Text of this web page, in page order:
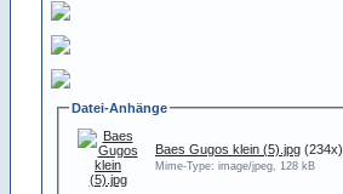
Datei-Anhänge
Baes Gugos klein (5).jpg (234x)
Mime-Type: image/jpeg, 128 kB